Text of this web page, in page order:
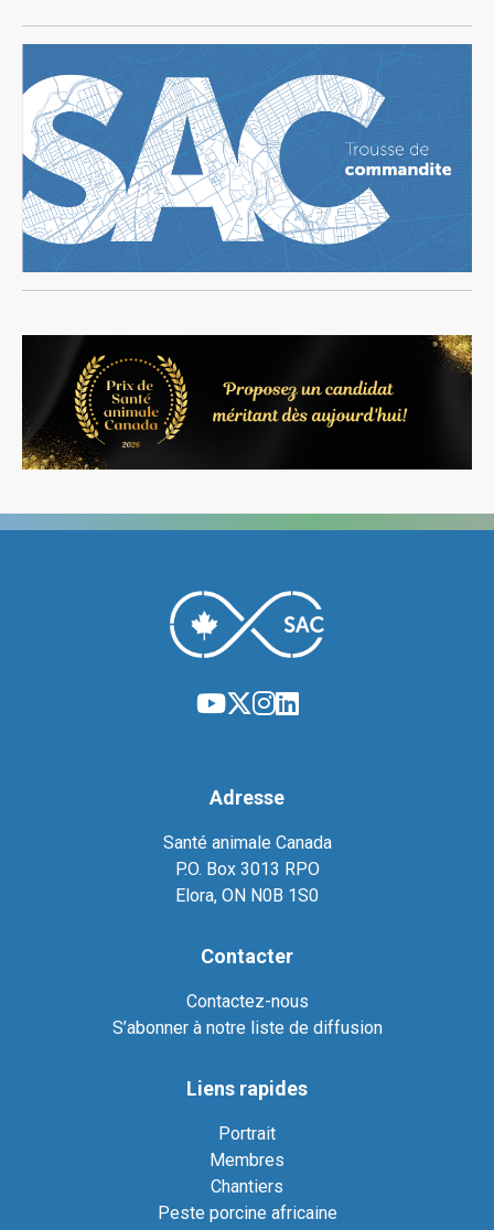
Adresse
Santé animale Canada
P.O. Box 3013 RPO
Elora, ON N0B 1S0
Contacter
Contactez-nous
S’abonner à notre liste de diffusion
Liens rapides
Portrait
Membres
Chantiers
Peste porcine africaine